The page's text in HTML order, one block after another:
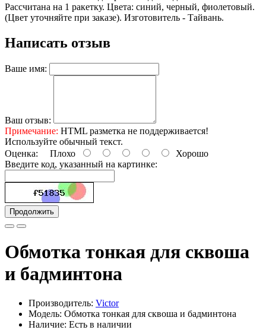
Рассчитана на 1 ракетку. Цвета: синий, черный, фиолетовый.
(Цвет уточняйте при заказе). Изготовитель - Тайвань.
Написать отзыв
Ваше имя:
Ваш отзыв:
Примечание: HTML разметка не поддерживается!
Используйте обычный текст.
Оценка: Плохо
Хорошо
Введите код, указанный на картинке:
Продолжить
Обмотка тонкая для сквоша
и бадминтона
Производитель: Victor
Модель: Обмотка тонкая для сквоша и бадминтона
Наличие: Есть в наличии